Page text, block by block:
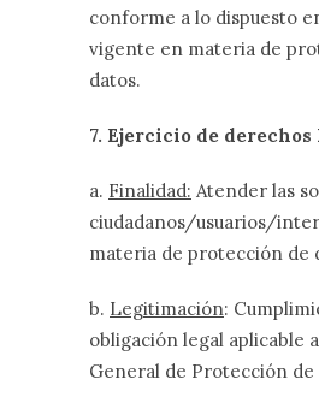
conforme a lo dispuesto
vigente en materia de
datos.
7. Ejercicio de derechos
a. Finalidad: Atender las
ciudadanos/usuarios/
materia de protección de
b. Legitimación:
obligación legal aplicable
General de Protección de